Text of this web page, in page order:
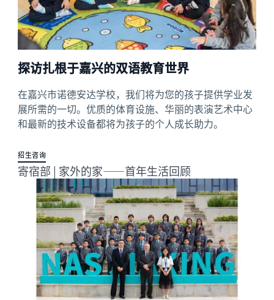
探访扎根于嘉兴的双语教育世界
在嘉兴市诺德安达学校，我们将为您的孩子提供学业发
展所需的一切。优质的体育设施、华丽的表演艺术中心
和最新的技术设备都将为孩子的个人成长助力。
招生咨询
寄宿部 | 家外的家——首年生活回顾